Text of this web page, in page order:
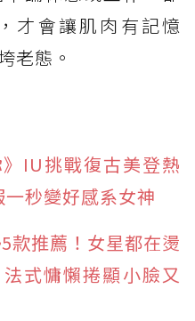
才會讓肌肉有記憶
老態。
》IU挑戰復古美登熱
秒變好感系女神
款推薦！女星都在燙
式慵懶捲顯小臉又